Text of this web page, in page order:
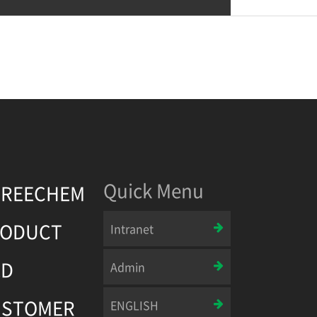
Quick Menu
Intranet
Admin
ENGLISH